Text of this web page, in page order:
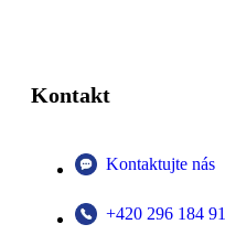
Kontakt
Kontaktujte nás
+420 296 184